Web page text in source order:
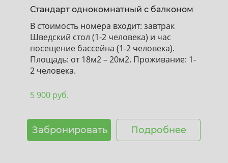
Стандарт однокомнатный с балконом
В стоимость номера входит: завтрак
Шведский стол (1-2 человека) и час
посещение бассейна (1-2 человека).
Площадь: от 18м2 – 20м2. Проживание: 1-
2 человека.
5 900 руб.
Забронировать Подробнее